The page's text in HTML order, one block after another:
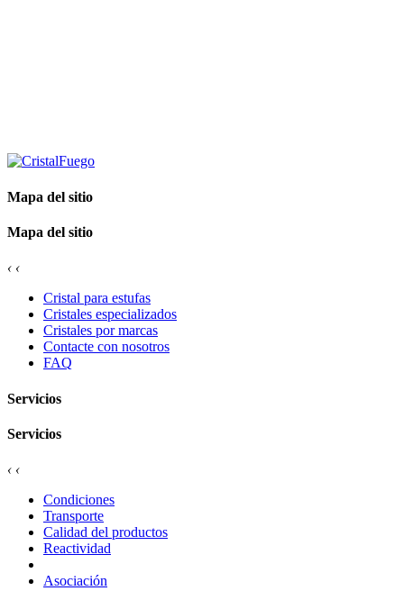
Mapa del sitio
Mapa del sitio
‹ ‹
Cristal para estufas
Cristales especializados
Cristales por marcas
Contacte con nosotros
FAQ
Servicios
Servicios
‹ ‹
Condiciones
Transporte
Calidad del productos
Reactividad
Asociación